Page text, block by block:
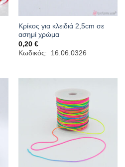
Κρίκος για κλειδιά 2,5cm σε
ασημί χρώμα
0,20 €
Κωδικός: 16.06.0326